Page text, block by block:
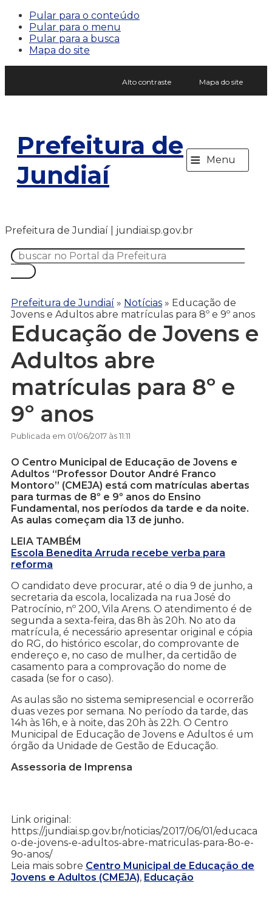
Pular para o conteúdo
Pular para o menu
Pular para a busca
Mapa do site
Alto contraste Mapa do site
Prefeitura de
Jundiaí
≡ Menu
Prefeitura de Jundiaí | jundiai.sp.gov.br
Prefeitura de Jundiaí » Notícias » Educação de
Jovens e Adultos abre matrículas para 8º e 9º anos
Educação de Jovens e
Adultos abre
matrículas para 8º e
9º anos
Publicada em 01/06/2017 às 11:11
O Centro Municipal de Educação de Jovens e
Adultos “Professor Doutor André Franco
Montoro” (CMEJA) está com matrículas abertas
para turmas de 8º e 9º anos do Ensino
Fundamental, nos períodos da tarde e da noite.
As aulas começam dia 13 de junho.
LEIA TAMBÉM
Escola Benedita Arruda recebe verba para
reforma
O candidato deve procurar, até o dia 9 de junho, a
secretaria da escola, localizada na rua José do
Patrocínio, nº 200, Vila Arens. O atendimento é de
segunda a sexta-feira, das 8h às 20h. No ato da
matrícula, é necessário apresentar original e cópia
do RG, do histórico escolar, do comprovante de
endereço e, no caso de mulher, da certidão de
casamento para a comprovação do nome de
casada (se for o caso).
As aulas são no sistema semipresencial e ocorrerão
duas vezes por semana. No período da tarde, das
14h às 16h, e à noite, das 20h às 22h. O Centro
Municipal de Educação de Jovens e Adultos é um
órgão da Unidade de Gestão de Educação.
Assessoria de Imprensa
Link original:
https://jundiai.sp.gov.br/noticias/2017/06/01/educaca
o-de-jovens-e-adultos-abre-matriculas-para-8o-e-
9o-anos/
Leia mais sobre Centro Municipal de Educação de
Jovens e Adultos (CMEJA), Educação